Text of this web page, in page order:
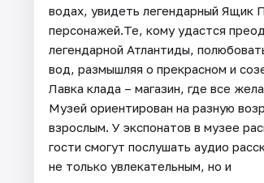
водах, увидеть легендарный Ящик
персонажей.Те, кому удастся
легендарной Атлантиды,
вод, размышляя о прекрасном и
Лавка клада – магазин, где все
Музей ориентирован на разную
взрослым. У экспонатов в музее
гости смогут послушать аудио
не только увлекательным, но и